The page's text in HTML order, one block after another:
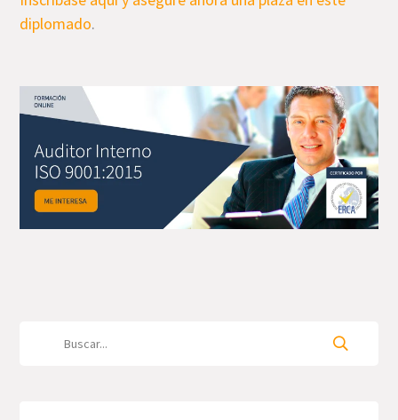
diplomado.